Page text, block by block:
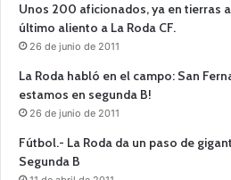
Unos 200 aficionados, ya en tierras
último aliento a La Roda CF.
26 de junio de 2011
La Roda habló en el campo: San
estamos en segunda B!
26 de junio de 2011
Fútbol.- La Roda da un paso de
Segunda B